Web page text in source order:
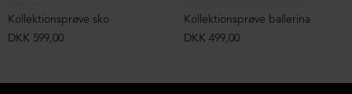
Kollektionsprøve sko
DKK 599,00
Kollektionsprøve ballerina
DKK 499,00